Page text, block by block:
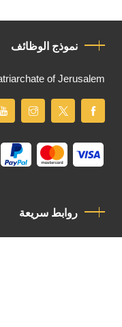
نموذج الوظائف
of Jerusalem
روابط سريعة